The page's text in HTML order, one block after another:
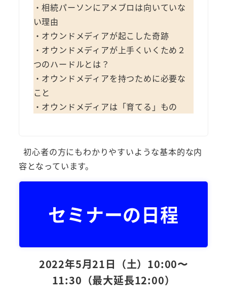
・相続パーソンにアメブロは向いていな
い理由
・オウンドメディアが起こした奇跡
・オウンドメディアが上手くいくため２
つのハードルとは？
・オウンドメディアを持つために必要な
こと
・オウンドメディアは「育てる」もの
初心者の方にもわかりやすいような基本的な内
容となっています。
セミナーの日程
2022年5月21日（土）10:00〜
11:30（最大延長12:00）